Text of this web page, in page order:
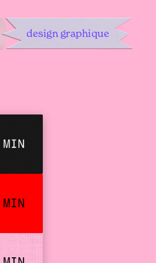
design graphique